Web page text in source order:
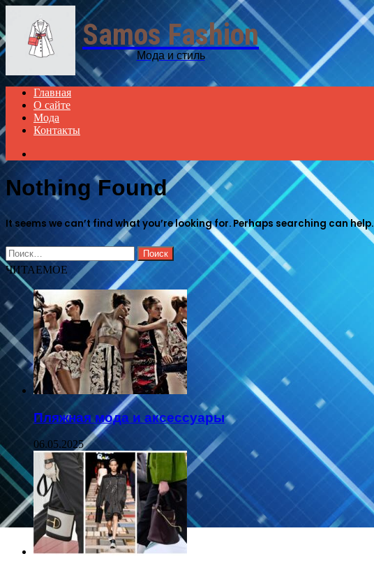
Samos Fashion
Мода и стиль
Главная
О сайте
Мода
Контакты
for
Nothing Found
It seems we can’t find what you’re looking for. Perhaps searching can help.
Найти:
ЧИТАЕМОЕ
Пляжная мода и аксессуары
06.05.2025